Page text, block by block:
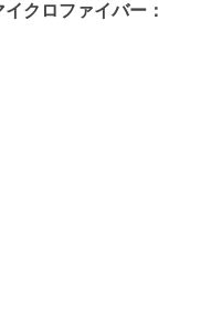
クロファイバー：